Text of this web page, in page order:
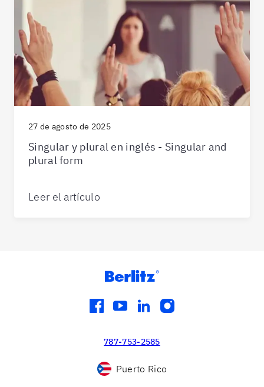
27 de agosto de 2025
Singular y plural en inglés - Singular and
plural form
Leer el artículo
facebook
youtube
linkedininstagram
787-753-2585
Puerto Rico